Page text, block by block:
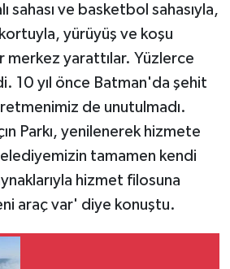
sahası ve basketbol sahasıyla,
yürüyüş ve koşu
merkez yarattılar. Yüzlerce
10 yıl önce Batman'da şehit
de unutulmadı.
Parkı, yenilenerek hizmete
tamamen kendi
hizmet filosuna
araç var' diye konuştu.